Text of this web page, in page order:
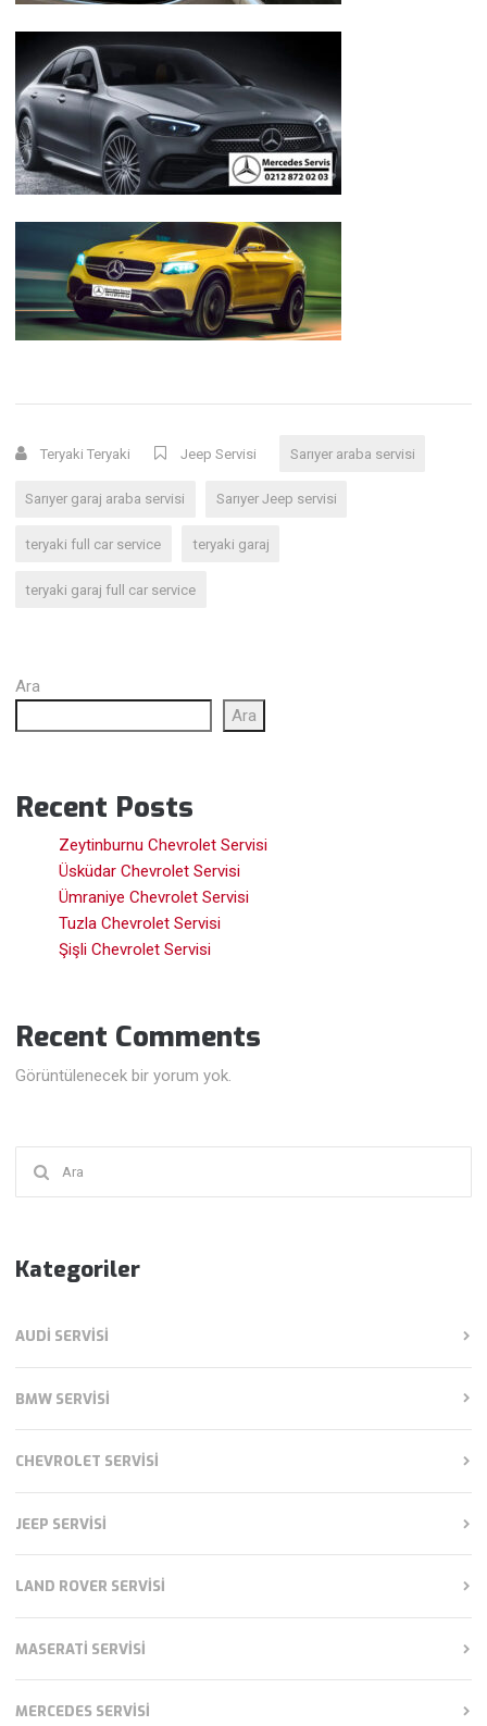
Teryaki Teryaki Jeep Servisi Sarıyer araba servisi
Sarıyer garaj araba servisi Sarıyer Jeep servisi
teryaki full car service teryaki garaj
teryaki garaj full car service
Ara
Ara
Recent Posts
Zeytinburnu Chevrolet Servisi
Üsküdar Chevrolet Servisi
Ümraniye Chevrolet Servisi
Tuzla Chevrolet Servisi
Şişli Chevrolet Servisi
Recent Comments
Görüntülenecek bir yorum yok.
Kategoriler
AUDI SERVISI
BMW SERVISI
CHEVROLET SERVISI
JEEP SERVISI
LAND ROVER SERVISI
MASERATI SERVISI
MERCEDES SERVISI